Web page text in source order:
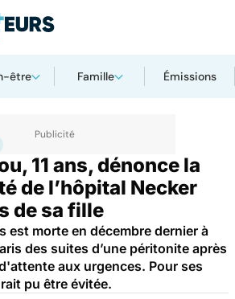
être Famille Émissions
de la Santé
11 ans, dénonce la
de l’hôpital Necker
de sa fille
est morte en décembre dernier à
des suites d’une péritonite après
aux urgences. Pour ses
pu être évitée.